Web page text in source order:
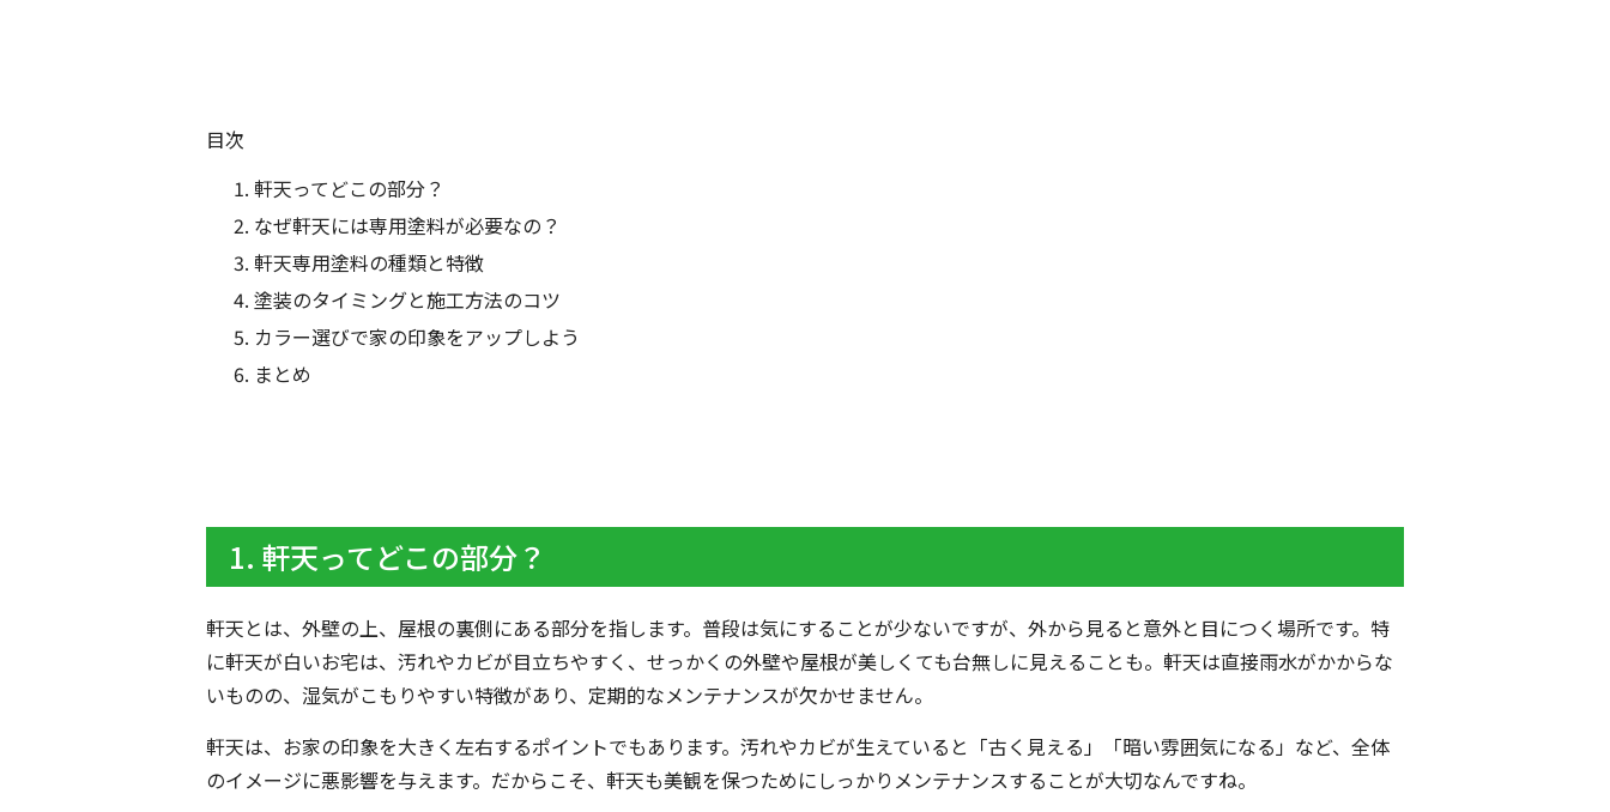
目次
軒天ってどこの部分？
なぜ軒天には専用塗料が必要なの？
軒天専用塗料の種類と特徴
塗装のタイミングと施工方法のコツ
カラー選びで家の印象をアップしよう
まとめ
1. 軒天ってどこの部分？
軒天とは、外壁の上、屋根の裏側にある部分を指します。普段は気にすることが少ないですが、外から見ると意外と目につく場所です。特
に軒天が白いお宅は、汚れやカビが目立ちやすく、せっかくの外壁や屋根が美しくても台無しに見えることも。軒天は直接雨水がかからな
いものの、湿気がこもりやすい特徴があり、定期的なメンテナンスが欠かせません。
軒天は、お家の印象を大きく左右するポイントでもあります。汚れやカビが生えていると「古く見える」「暗い雰囲気になる」など、全体
のイメージに悪影響を与えます。だからこそ、軒天も美観を保つためにしっかりメンテナンスすることが大切なんですね。